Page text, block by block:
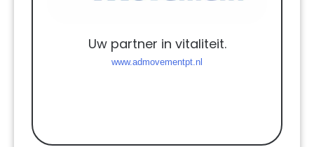
Uw partner in vitaliteit.
www.admovementpt.nl